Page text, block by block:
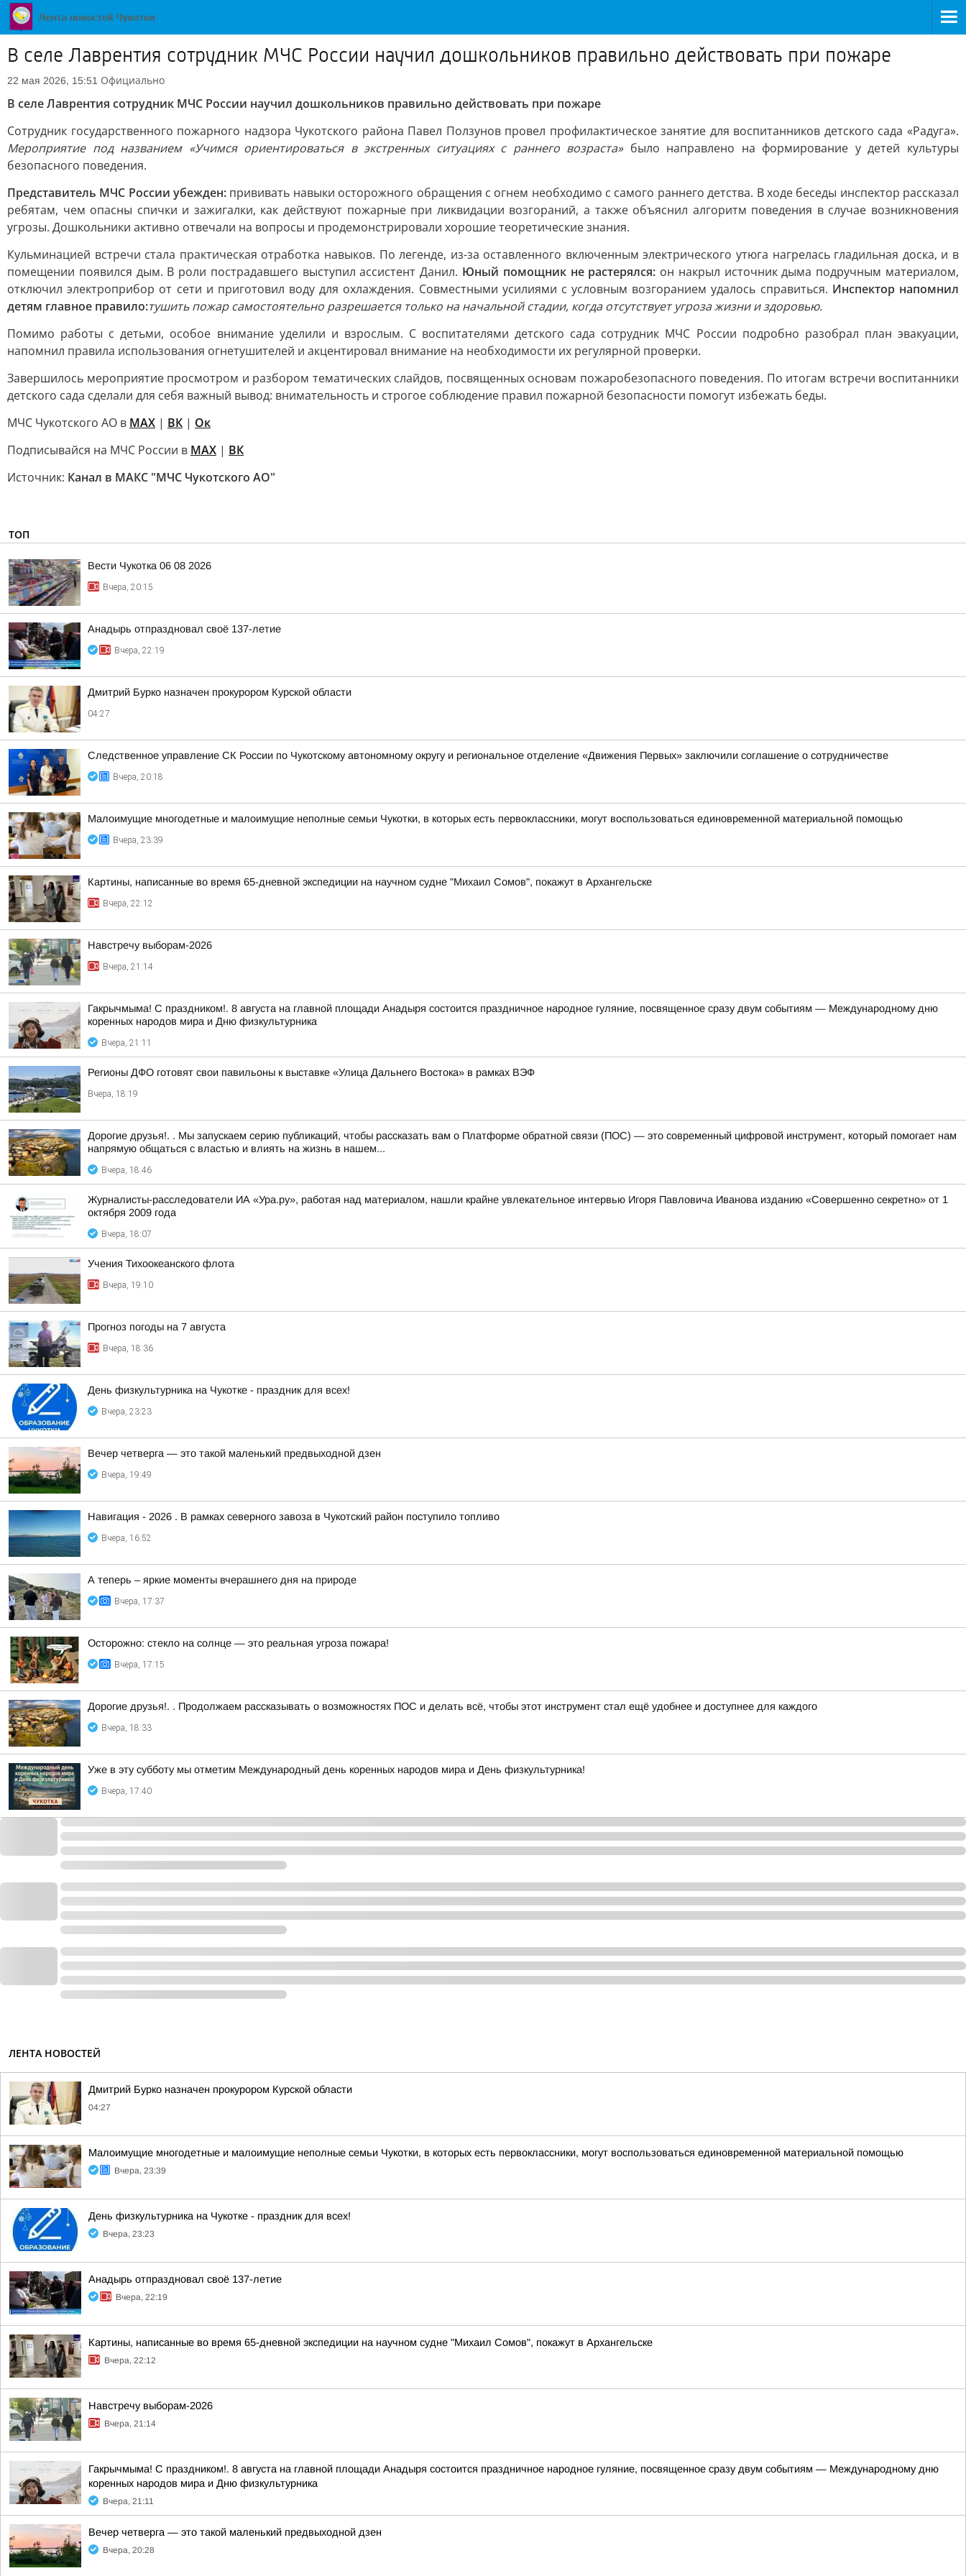
В селе Лаврентия сотрудник МЧС России научил дошкольников правильно действовать при пожаре
22 мая 2026, 15:51 Официально
В селе Лаврентия сотрудник МЧС России научил дошкольников правильно действовать при пожаре
Сотрудник государственного пожарного надзора Чукотского района Павел Ползунов провел профилактическое занятие для воспитанников детского сада «Радуга».
Мероприятие под названием «Учимся ориентироваться в экстренных ситуациях с раннего возраста» было направлено на формирование у детей культуры
безопасного поведения.
Представитель МЧС России убежден: прививать навыки осторожного обращения с огнем необходимо с самого раннего детства. В ходе беседы инспектор рассказал
ребятам, чем опасны спички и зажигалки, как действуют пожарные при ликвидации возгораний, а также объяснил алгоритм поведения в случае возникновения
угрозы. Дошкольники активно отвечали на вопросы и продемонстрировали хорошие теоретические знания.
Кульминацией встречи стала практическая отработка навыков. По легенде, из-за оставленного включенным электрического утюга нагрелась гладильная доска, и в
помещении появился дым. В роли пострадавшего выступил ассистент Данил. Юный помощник не растерялся: он накрыл источник дыма подручным материалом,
отключил электроприбор от сети и приготовил воду для охлаждения. Совместными усилиями с условным возгоранием удалось справиться. Инспектор напомнил
детям главное правило:тушить пожар самостоятельно разрешается только на начальной стадии, когда отсутствует угроза жизни и здоровью.
Помимо работы с детьми, особое внимание уделили и взрослым. С воспитателями детского сада сотрудник МЧС России подробно разобрал план эвакуации,
напомнил правила использования огнетушителей и акцентировал внимание на необходимости их регулярной проверки.
Завершилось мероприятие просмотром и разбором тематических слайдов, посвященных основам пожаробезопасного поведения. По итогам встречи воспитанники
детского сада сделали для себя важный вывод: внимательность и строгое соблюдение правил пожарной безопасности помогут избежать беды.
МЧС Чукотского АО в МАХ | ВК | Ок
Подписывайся на МЧС России в MAX | ВК
Источник: Канал в МАКС "МЧС Чукотского АО"
ТОП
Вести Чукотка 06 08 2026
Вчера, 20:15
Анадырь отпраздновал своё 137-летие
Вчера, 22:19
Дмитрий Бурко назначен прокурором Курской области
04:27
Следственное управление СК России по Чукотскому автономному округу и региональное отделение «Движения Первых» заключили соглашение о сотрудничестве
Вчера, 20:18
Малоимущие многодетные и малоимущие неполные семьи Чукотки, в которых есть первоклассники, могут воспользоваться единовременной материальной помощью
Вчера, 23:39
Картины, написанные во время 65-дневной экспедиции на научном судне "Михаил Сомов", покажут в Архангельске
Вчера, 22:12
Навстречу выборам-2026
Вчера, 21:14
Гакрычмыма! С праздником!. 8 августа на главной площади Анадыря состоится праздничное народное гуляние, посвященное сразу двум событиям — Международному дню
коренных народов мира и Дню физкультурника
Вчера, 21:11
Регионы ДФО готовят свои павильоны к выставке «Улица Дальнего Востока» в рамках ВЭФ
Вчера, 18:19
Дорогие друзья!. . Мы запускаем серию публикаций, чтобы рассказать вам о Платформе обратной связи (ПОС) — это современный цифровой инструмент, который помогает нам
напрямую общаться с властью и влиять на жизнь в нашем...
Вчера, 18:46
Журналисты-расследователи ИА «Ура.ру», работая над материалом, нашли крайне увлекательное интервью Игоря Павловича Иванова изданию «Совершенно секретно» от 1
октября 2009 года
Вчера, 18:07
Учения Тихоокеанского флота
Вчера, 19:10
Прогноз погоды на 7 августа
Вчера, 18:36
День физкультурника на Чукотке - праздник для всех!
Вчера, 23:23
Вечер четверга — это такой маленький предвыходной дзен
Вчера, 19:49
Навигация - 2026 . В рамках северного завоза в Чукотский район поступило топливо
Вчера, 16:52
А теперь – яркие моменты вчерашнего дня на природе
Вчера, 17:37
Осторожно: стекло на солнце — это реальная угроза пожара!
Вчера, 17:15
Дорогие друзья!. . Продолжаем рассказывать о возможностях ПОС и делать всё, чтобы этот инструмент стал ещё удобнее и доступнее для каждого
Вчера, 18:33
Уже в эту субботу мы отметим Международный день коренных народов мира и День физкультурника!
Вчера, 17:40
ЛЕНТА НОВОСТЕЙ
Дмитрий Бурко назначен прокурором Курской области
04:27
Малоимущие многодетные и малоимущие неполные семьи Чукотки, в которых есть первоклассники, могут воспользоваться единовременной материальной помощью
Вчера, 23:39
День физкультурника на Чукотке - праздник для всех!
Вчера, 23:23
Анадырь отпраздновал своё 137-летие
Вчера, 22:19
Картины, написанные во время 65-дневной экспедиции на научном судне "Михаил Сомов", покажут в Архангельске
Вчера, 22:12
Навстречу выборам-2026
Вчера, 21:14
Гакрычмыма! С праздником!. 8 августа на главной площади Анадыря состоится праздничное народное гуляние, посвященное сразу двум событиям — Международному дню
коренных народов мира и Дню физкультурника
Вчера, 21:11
Вечер четверга — это такой маленький предвыходной дзен
Вчера, 20:28